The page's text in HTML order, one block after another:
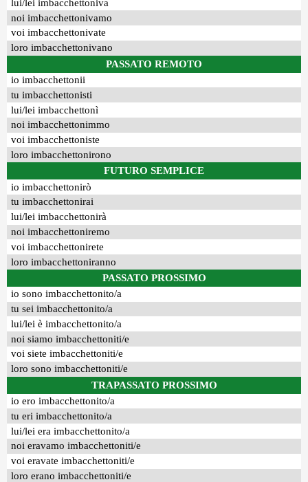
lui/lei imbacchettoniva
noi imbacchettonivamo
voi imbacchettonivate
loro imbacchettonivano
PASSATO REMOTO
io imbacchettonii
tu imbacchettonisti
lui/lei imbacchettonì
noi imbacchettonimmo
voi imbacchettoniste
loro imbacchettonirono
FUTURO SEMPLICE
io imbacchettonirò
tu imbacchettonirai
lui/lei imbacchettonirà
noi imbacchettoniremo
voi imbacchettonirete
loro imbacchettoniranno
PASSATO PROSSIMO
io sono imbacchettonito/a
tu sei imbacchettonito/a
lui/lei è imbacchettonito/a
noi siamo imbacchettoniti/e
voi siete imbacchettoniti/e
loro sono imbacchettoniti/e
TRAPASSATO PROSSIMO
io ero imbacchettonito/a
tu eri imbacchettonito/a
lui/lei era imbacchettonito/a
noi eravamo imbacchettoniti/e
voi eravate imbacchettoniti/e
loro erano imbacchettoniti/e